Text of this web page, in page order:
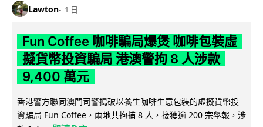
Lawton 1 日
Fun Coffee 咖啡騙局爆煲 咖啡包裝虛
擬貨幣投資騙局 港澳警拘 8 人涉款
9,400 萬元
香港警方聯同澳門司警搗破以養生咖啡生意包裝的虛擬貨幣投
資騙局 Fun Coffee，兩地共拘捕 8 人，接獲逾 200 宗舉報，涉